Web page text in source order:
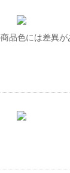
品色には差異が